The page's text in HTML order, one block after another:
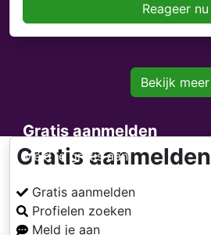
Reageer nu
Bekijk meer
Gratis aanmelden
Meld je gratis aan
Gratis aanmelden
Gratis aanmelden
Profielen zoeken
Meld je aan